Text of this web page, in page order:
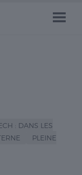
: DANS LES
PLEINE